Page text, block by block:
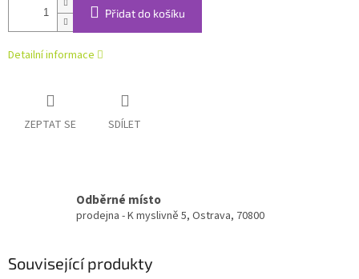
Přidat do košíku
Detailní informace
ZEPTAT SE SDÍLET
Odběrné místo
prodejna - K myslivně 5, Ostrava, 70800
Související produkty